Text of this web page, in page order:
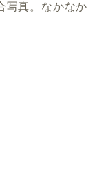
写真。なかなか